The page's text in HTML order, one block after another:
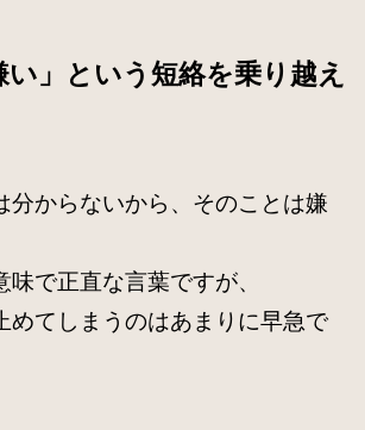
い」という短絡を乗り越え
分からないから、そのことは嫌
味で正直な言葉ですが、
めてしまうのはあまりに早急で